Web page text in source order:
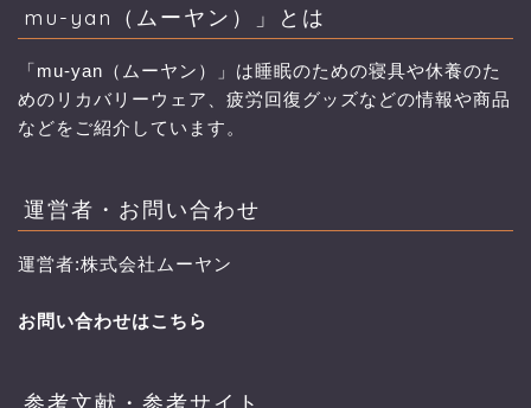
mu-yan（ムーヤン）」とは
「mu-yan（ムーヤン）」は睡眠のための寝具や休養のた
めのリカバリーウェア、疲労回復グッズなどの情報や商品
などをご紹介しています。
運営者・お問い合わせ
運営者:株式会社ムーヤン
お問い合わせはこちら
参考文献・参考サイト